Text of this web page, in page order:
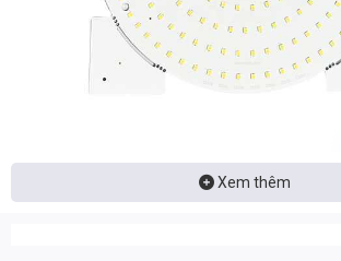
Phân Tích Kỹ Thuật Chi Tiết
Xem thêm